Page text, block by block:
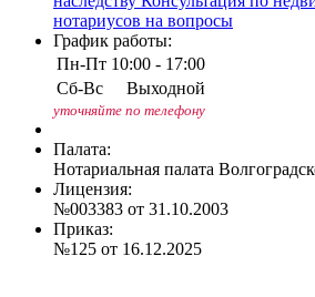
нотариусов на вопросы
График работы:
Пн-Пт 10:00 - 17:00
Сб-Вс
Выходной
уточняйте по телефону
Палата:
Нотариальная палата
Лицензия:
№003383 от 31.10.2003
Приказ:
№125 от 16.12.2025